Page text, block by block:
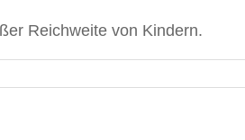
Reichweite von Kindern.